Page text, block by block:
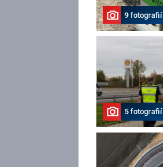
9 fotografií
5 fotografií